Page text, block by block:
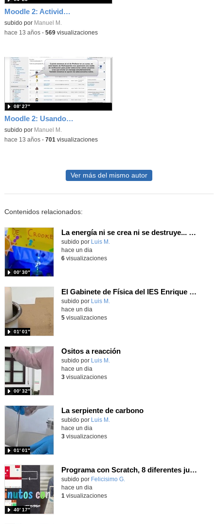
Moodle 2: Actividades condicionales
subido por Manuel M.
-hace 13 años- 569visualizaciones
Moodle 2: Usando la mensajería interna
subido por Manuel M.
08′ 27″
-hace 13 años- 701 visualizaciones
Ver más del mismo autor
Contenidos relacionados:
La energía ni se crea ni se destruye... ¡se experimenta! El Tierno en la Feria Madrid es Ciencia 2026
Contenido educativo.
subido por Luis M.
00′ 30″
hace un dia
6visualizaciones
El Gabinete de Física del IES Enrique Tierno Galván de Parla (Curso 25-26)
Contenido educativo.
subido por Luis M.
01′ 01″
hace un dia
5visualizaciones
Ositos a reacción
Contenido educativo.
subido por Luis M.
00′ 32″
hace un dia
3visualizaciones
La serpiente de carbono
Contenido educativo.
subido por Luis M.
01′ 01″
hace un dia
3visualizaciones
Programa con Scratch, 8 diferentes juegos para vivir la emoción de los partidos de España en el mundial 2026
Contenido educativo.
subido por Felicisimo G.
40′ 17″
hace un dia
1 visualizaciones